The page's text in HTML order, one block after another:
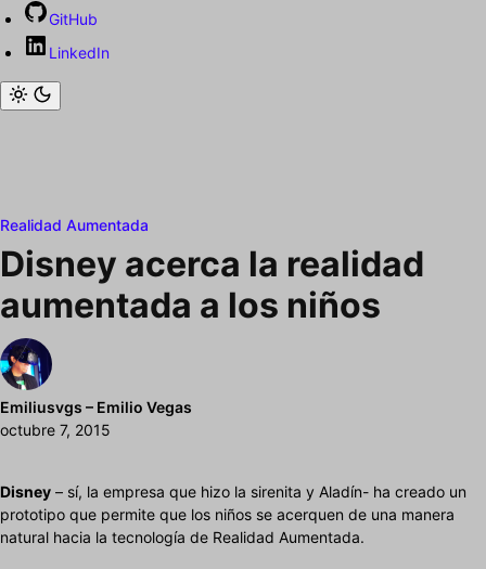
GitHub
LinkedIn
Realidad Aumentada
Disney acerca la realidad
aumentada a los niños
Emiliusvgs – Emilio Vegas
octubre 7, 2015
Disney – sí, la empresa que hizo la sirenita y Aladín- ha creado un
prototipo que permite que los niños se acerquen de una manera
natural hacia la tecnología de Realidad Aumentada.